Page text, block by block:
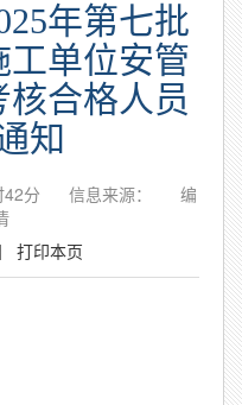
年第七批
工单位安管
核合格人员
知
分 信息来源：
编
打印本页